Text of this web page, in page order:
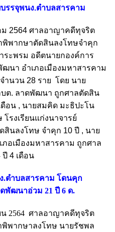
รรจุพนง.ตำบลสารคาม
2564 ศาลอาญาคดีทุจริต
พากษาตัดสินลงโทษจำคุก
ระพรม อดีตนายกองค์การ
นา อำเภอเมืองมหาสารคาม
ำนวน 28 ราย โดย นาย
ต. ลาดพัฒนา ถูกศาลตัดสิน
ดือน , นายสมคิด มะธิปะโน
รงเรียนแก่งนาจารย์
นลงโทษ จำคุก 10 ปี , นาย
อเมืองมหาสารคาม ถูกศาล
4 เดือน
.ตำบลสารคาม โดนคุก
พัฒนาอ่วม 21 ปี 6 ด.
น 2564 ศาลอาญาคดีทุจริต
พากษาลงโทษ นายรัชพล